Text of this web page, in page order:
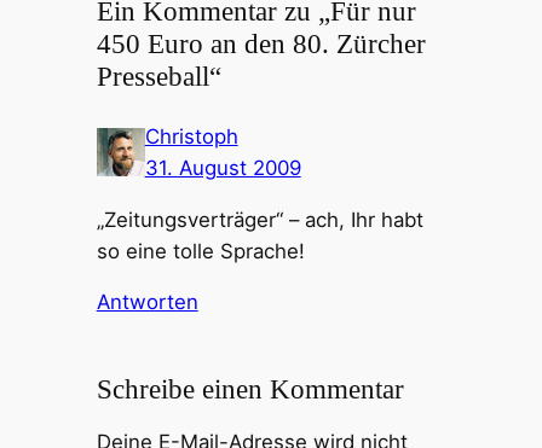
Ein Kommentar zu „Für nur
450 Euro an den 80. Zürcher
Presseball“
Christoph
31. August 2009
„Zeitungsverträger“ – ach, Ihr habt
so eine tolle Sprache!
Antworten
Schreibe einen Kommentar
Deine E-Mail-Adresse wird nicht